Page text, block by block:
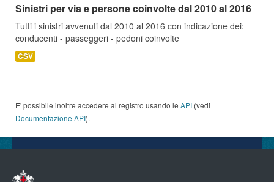
Sinistri per via e persone coinvolte dal 2010 al 2016
Tutti i sinistri avvenuti dal 2010 al 2016 con indicazione dei:
conducenti - passeggeri - pedoni coinvolte
CSV
E' possibile inoltre accedere al registro usando le API (vedi
Documentazione API).